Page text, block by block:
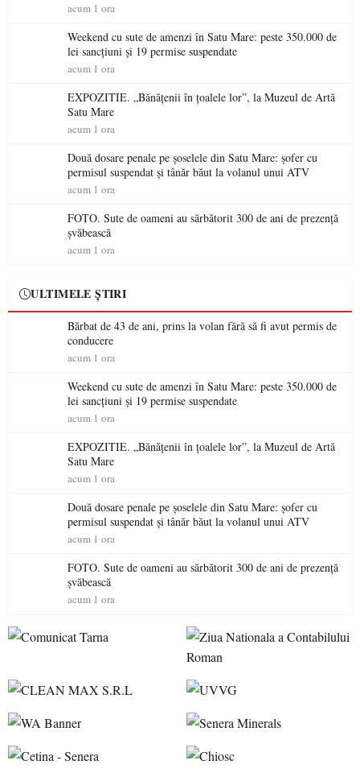
acum 1 ora
Weekend cu sute de amenzi în Satu Mare: peste 350.000 de
lei sancțiuni și 19 permise suspendate
acum 1 ora
EXPOZITIE. „Bănățenii în țoalele lor”, la Muzeul de Artă
Satu Mare
acum 1 ora
Două dosare penale pe șoselele din Satu Mare: șofer cu
permisul suspendat și tânăr băut la volanul unui ATV
acum 1 ora
FOTO. Sute de oameni au sărbătorit 300 de ani de prezență
șvăbească
acum 1 ora
ULTIMELE ȘTIRI
Bărbat de 43 de ani, prins la volan fără să fi avut permis de
conducere
acum 1 ora
Weekend cu sute de amenzi în Satu Mare: peste 350.000 de
lei sancțiuni și 19 permise suspendate
acum 1 ora
EXPOZITIE. „Bănățenii în țoalele lor”, la Muzeul de Artă
Satu Mare
acum 1 ora
Două dosare penale pe șoselele din Satu Mare: șofer cu
permisul suspendat și tânăr băut la volanul unui ATV
acum 1 ora
FOTO. Sute de oameni au sărbătorit 300 de ani de prezență
șvăbească
acum 1 ora